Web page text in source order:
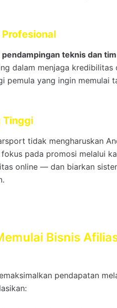
pendampingan teknis dan
dalam menjaga kredibilitas
pemula yang ingin memulai
Tinggi
tidak mengharuskan
pada promosi melalui
online — dan biarkan
Bisnis
pendapatan